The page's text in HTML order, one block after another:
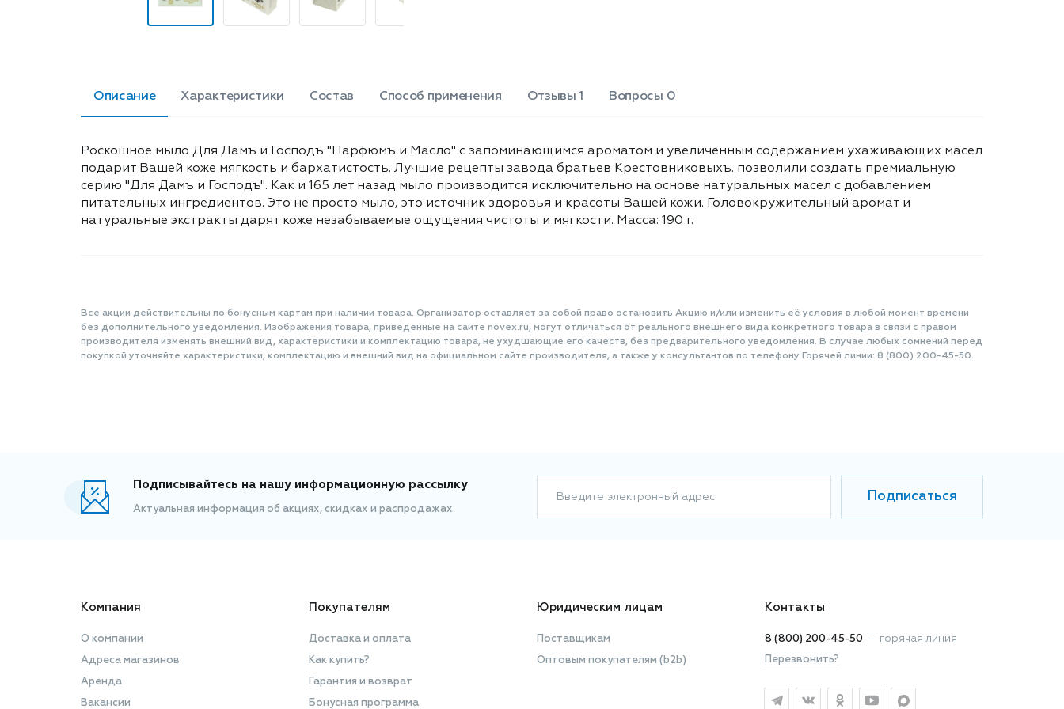
Описание Характеристики Состав Способ применения Отзывы 1 Вопросы 0
Роскошное мыло Для Дамъ и Господъ "Парфюмъ и Масло" с запоминающимся ароматом и увеличенным содержанием ухаживающих масел
подарит Вашей коже мягкость и бархатистость. Лучшие рецепты завода братьев Крестовниковыхъ. позволили создать премиальную
серию "Для Дамъ и Господъ". Как и 165 лет назад мыло производится исключительно на основе натуральных масел с добавлением
питательных ингредиентов. Это не просто мыло, это источник здоровья и красоты Вашей кожи. Головокружительный аромат и
натуральные экстракты дарят коже незабываемые ощущения чистоты и мягкости. Масса: 190 г.
Все акции действительны по бонусным картам при наличии товара. Организатор оставляет за собой право остановить Акцию и/или изменить её условия в любой момент времени
без дополнительного уведомления. Изображения товара, приведенные на сайте novex.ru, могут отличаться от реального внешнего вида конкретного товара в связи с правом
производителя изменять внешний вид, характеристики и комплектацию товара, не ухудшающие его качеств, без предварительного уведомления. В случае любых сомнений перед
покупкой уточняйте характеристики, комплектацию и внешний вид на официальном сайте производителя, а также у консультантов по телефону Горячей линии: 8 (800) 200-45-50.
Подписывайтесь на нашу информационную рассылку
Актуальная информация об акциях, скидках и распродажах.
Введите электронный адрес Подписаться
Компания
О компании
Адреса магазинов
Аренда
Вакансии
Покупателям
Доставка и оплата
Как купить?
Гарантия и возврат
Бонусная программа
Юридическим лицам
Поставщикам
Оптовым покупателям (b2b)
Контакты
8 (800) 200-45-50 — горячая линия
Перезвонить?